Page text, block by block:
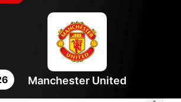
Manchester United